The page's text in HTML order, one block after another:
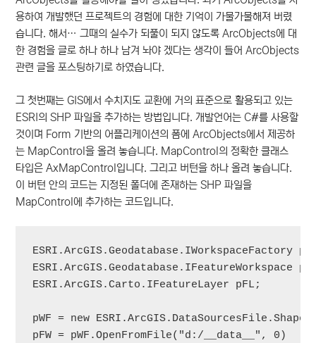
용하여 개발했던 프로젝트의 경험에 대한 기억이 가물가물해져 버렸
습니다. 해서… 그때의 실수가 되풀이 되지 않도록 ArcObjects에 대
한 경험을 글로 하나 하나 남겨 놔야 겠다는 생각이 들어 ArcObjects
관련 글을 포스팅하기로 하였습니다.
그 첫번째는 GIS에서 수치지도 교환에 거의 표준으로 활용되고 있는
ESRI의 SHP 파일을 추가하는 방법입니다. 개발언어는 C#를 사용할
것이며 Form 기반의 어플리케이션의 폼에 ArcObjects에서 제공하
는 MapControl을 올려 놓습니다. MapControl의 정확한 클래스
타입은 AxMapControl입니다. 그리고 버턴을 하나 올려 놓습니다.
이 버턴 안의 코드는 지정된 폴더에 존재하는 SHP 파일을
MapControl에 추가하는 코드입니다.
ESRI.ArcGIS.Geodatabase.IWorkspaceFactory
ESRI.ArcGIS.Geodatabase.IFeatureWorkspace
ESRI.ArcGIS.Carto.IFeatureLayer pFL;
pWF = new
pFW = pWF.OpenFromFile("d:/__data__", 0)